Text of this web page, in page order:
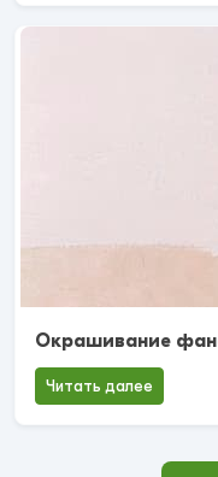
Окрашивание
Читать далее